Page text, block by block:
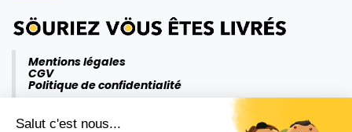
Salut c'est nous...
Mentions légales
CGV
Politique de confidentialité